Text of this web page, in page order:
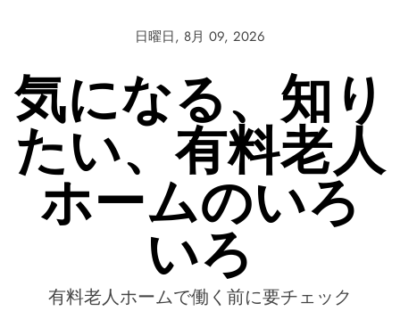
日曜日, 8月 09, 2026
気になる、知り
たい、有料老人
ホームのいろ
いろ
有料老人ホームで働く前に要チェック